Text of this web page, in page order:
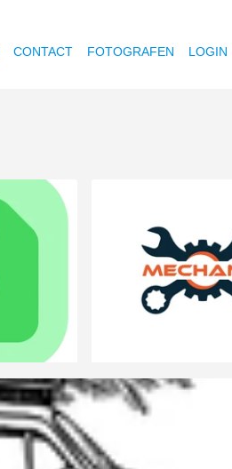
CONTACT FOTOGRAFEN LOGIN